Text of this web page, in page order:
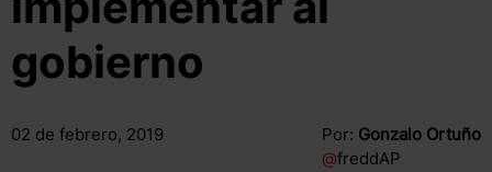
gobierno
02 de febrero, 2019 Por: Gonzalo Ortuño
@freddAP